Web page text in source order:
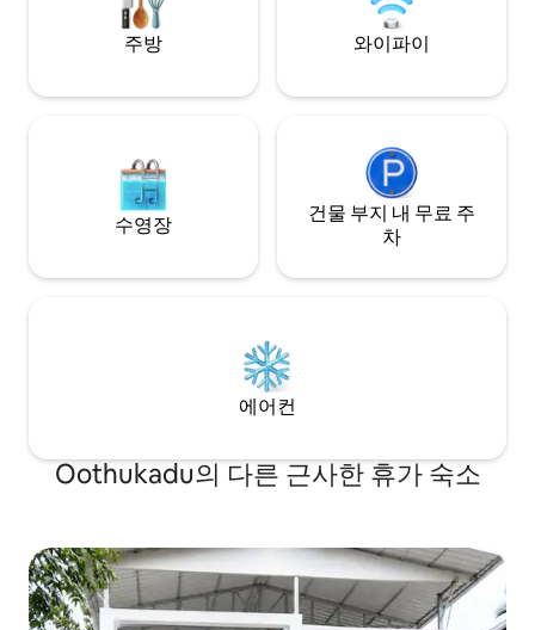
and comfortable environment for all
주방 와이파이
수영장
건물 부지 내 무료 주
차
에어컨
Oothukadu의 다른 근사한 휴가 숙소